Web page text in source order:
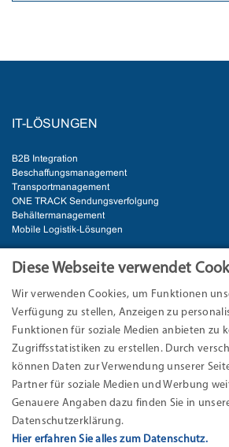
IT-LÖSUNGEN
B2B Integration
Beschaffungsmanagement
Transportmanagement
ONE TRACK Sendungsverfolgung
Behältermanagement
Mobile Logistik-Lösungen
BRANCHEN
Automotive
E-Commerce & Handel
Industrie
Logistik
ANSCHRIFT
EURO-LOG AG
85399 Hallbergmoos-München
Diese Webseite verwendet
Wir verwenden Cookies, um Funktionen
Verfügung zu stellen, Anzeigen zu
Funktionen für soziale Medien anbieten zu
Zugriffsstatistiken zu erstellen. Durch
können Daten zur Verwendung unserer
Partner für soziale Medien und Werbung
Genauere Angaben dazu finden Sie in
Datenschutzerklärung.
Hier erfahren Sie alles zum Datenschutz.